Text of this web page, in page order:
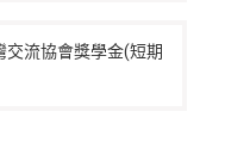
交流協會獎學金(短期